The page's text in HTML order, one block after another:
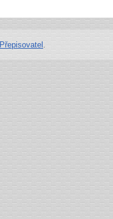
Přepisovatel .